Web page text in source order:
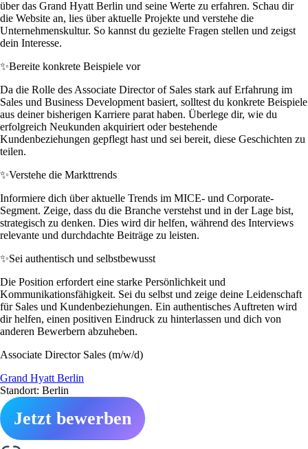
über das Grand Hyatt Berlin und seine Werte zu erfahren. Schau dir
die Website an, lies über aktuelle Projekte und verstehe die
Unternehmenskultur. So kannst du gezielte Fragen stellen und zeigst
dein Interesse.
✨Bereite konkrete Beispiele vor
Da die Rolle des Associate Director of Sales stark auf Erfahrung im
Sales und Business Development basiert, solltest du konkrete Beispiele
aus deiner bisherigen Karriere parat haben. Überlege dir, wie du
erfolgreich Neukunden akquiriert oder bestehende
Kundenbeziehungen gepflegt hast und sei bereit, diese Geschichten zu
teilen.
✨Verstehe die Markttrends
Informiere dich über aktuelle Trends im MICE- und Corporate-
Segment. Zeige, dass du die Branche verstehst und in der Lage bist,
strategisch zu denken. Dies wird dir helfen, während des Interviews
relevante und durchdachte Beiträge zu leisten.
✨Sei authentisch und selbstbewusst
Die Position erfordert eine starke Persönlichkeit und
Kommunikationsfähigkeit. Sei du selbst und zeige deine Leidenschaft
für Sales und Kundenbeziehungen. Ein authentisches Auftreten wird
dir helfen, einen positiven Eindruck zu hinterlassen und dich von
anderen Bewerbern abzuheben.
Associate Director Sales (m/w/d)
Grand Hyatt Berlin
Standort: Berlin
Jetzt bewerben